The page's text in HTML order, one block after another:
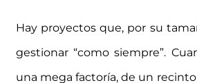
Hay proyectos que, por su
gestionar “como siempre”.
una mega factoría, de un